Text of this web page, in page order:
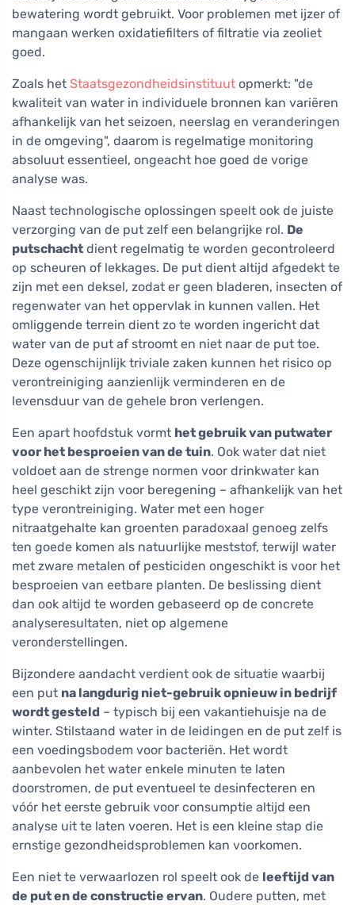
bewatering wordt gebruikt. Voor problemen met ijzer of
mangaan werken oxidatiefilters of filtratie via zeoliet
goed.
Zoals het Staatsgezondheidsinstituut opmerkt: "de
kwaliteit van water in individuele bronnen kan variëren
afhankelijk van het seizoen, neerslag en veranderingen
in de omgeving", daarom is regelmatige monitoring
absoluut essentieel, ongeacht hoe goed de vorige
analyse was.
Naast technologische oplossingen speelt ook de juiste
verzorging van de put zelf een belangrijke rol. De
putschacht dient regelmatig te worden gecontroleerd
op scheuren of lekkages. De put dient altijd afgedekt te
zijn met een deksel, zodat er geen bladeren, insecten of
regenwater van het oppervlak in kunnen vallen. Het
omliggende terrein dient zo te worden ingericht dat
water van de put af stroomt en niet naar de put toe.
Deze ogenschijnlijk triviale zaken kunnen het risico op
verontreiniging aanzienlijk verminderen en de
levensduur van de gehele bron verlengen.
Een apart hoofdstuk vormt het gebruik van putwater
voor het besproeien van de tuin. Ook water dat niet
voldoet aan de strenge normen voor drinkwater kan
heel geschikt zijn voor beregening – afhankelijk van het
type verontreiniging. Water met een hoger
nitraatgehalte kan groenten paradoxaal genoeg zelfs
ten goede komen als natuurlijke meststof, terwijl water
met zware metalen of pesticiden ongeschikt is voor het
besproeien van eetbare planten. De beslissing dient
dan ook altijd te worden gebaseerd op de concrete
analyseresultaten, niet op algemene
veronderstellingen.
Bijzondere aandacht verdient ook de situatie waarbij
een put na langdurig niet-gebruik opnieuw in bedrijf
wordt gesteld – typisch bij een vakantiehuisje na de
winter. Stilstaand water in de leidingen en de put zelf is
een voedingsbodem voor bacteriën. Het wordt
aanbevolen het water enkele minuten te laten
doorstromen, de put eventueel te desinfecteren en
vóór het eerste gebruik voor consumptie altijd een
analyse uit te laten voeren. Het is een kleine stap die
ernstige gezondheidsproblemen kan voorkomen.
Een niet te verwaarlozen rol speelt ook de leeftijd van
de put en de constructie ervan. Oudere putten, met